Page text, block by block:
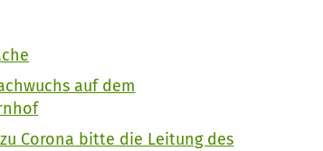
auf dem
Corona bitte die Leitung des